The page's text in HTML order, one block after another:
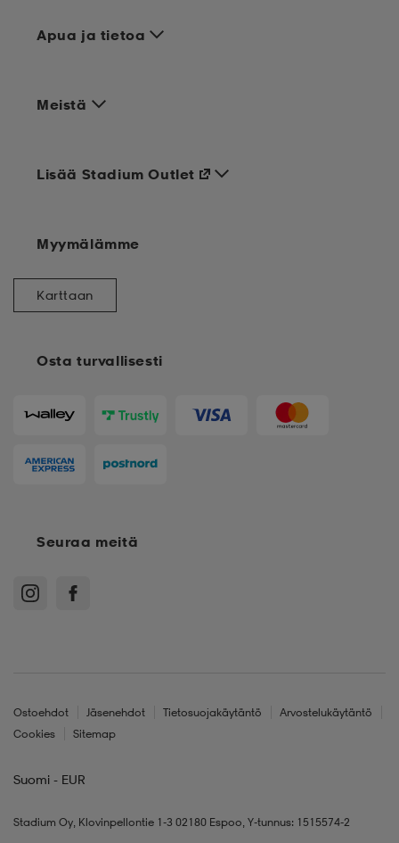
Apua ja tietoa
Meistä
Osta turvallisesti
Lisää Stadium Outlet
Myymälämme
Karttaan
Seuraa meitä
Ostoehdot Jäsenehdot Tietosuojakäytäntö
Arvostelukäytäntö
Cookies
Sitemap
Suomi - EUR
Stadium Oy, Klovinpellontie 1-3 02180 Espoo, Y-tunnus: 1515574-2